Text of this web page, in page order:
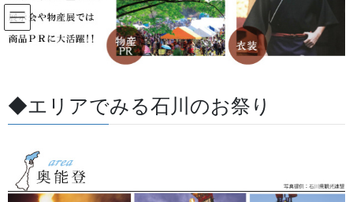
コ
ン
テ
移
動
ナ
ビ
ゲ
ン
に
すべての記事
すべての記事 半纏
半纏
◆エリアでみる石川のお祭り